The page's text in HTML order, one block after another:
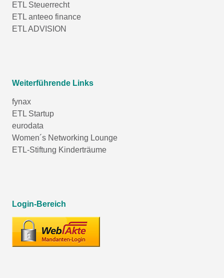
ETL Steuerrecht
ETL anteeo finance
ETL ADVISION
Weiterführende Links
fynax
ETL Startup
eurodata
Women´s Networking Lounge
ETL-Stiftung Kinderträume
Login-Bereich